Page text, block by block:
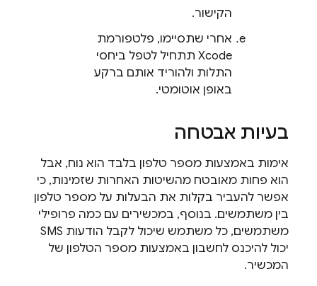
הקישור.
אחרי שתסיימו, פלטפורמת
Xcode תתחיל לטפל ביחסי
התלות ולהוריד אותם ברקע
באופן אוטומטי.
בעיות אבטחה
אימות באמצעות מספר טלפון בלבד הוא נוח, אבל
הוא פחות מאובטח מהשיטות האחרות שזמינות, כי
אפשר להעביר בקלות את הבעלות על מספר טלפון
בין משתמשים. בנוסף, במכשירים עם כמה פרופילי
משתמשים, כל משתמש שיכול לקבל הודעות SMS
יכול להיכנס לחשבון באמצעות מספר הטלפון של
המכשיר.